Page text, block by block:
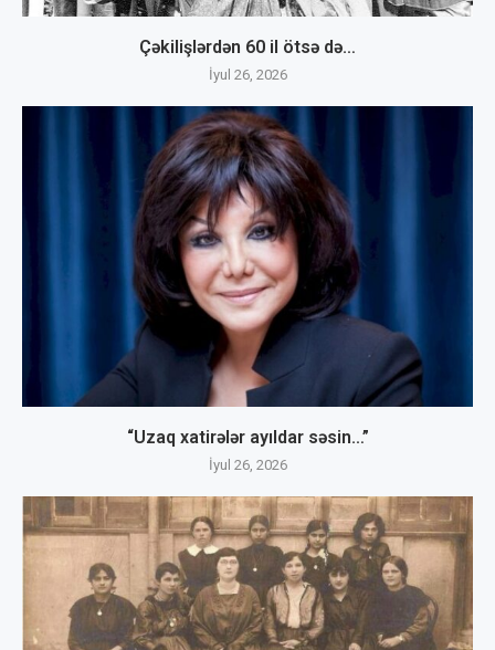
Çəkilişlərdən 60 il ötsə də…
İyul 26, 2026
“Uzaq xatirələr ayıldar səsin…”
İyul 26, 2026